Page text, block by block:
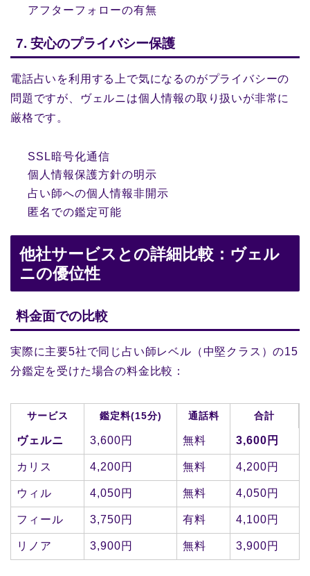
アフターフォローの有無
7. 安心のプライバシー保護
電話占いを利用する上で気になるのがプライバシーの
問題ですが、ヴェルニは個人情報の取り扱いが非常に
厳格です。
SSL暗号化通信
個人情報保護方針の明示
占い師への個人情報非開示
匿名での鑑定可能
他社サービスとの詳細比較：ヴェル
ニの優位性
料金面での比較
実際に主要5社で同じ占い師レベル（中堅クラス）の15
分鑑定を受けた場合の料金比較：
サービス 鑑定料(15分) 通話料 合計
ヴェルニ 3,600円 無料 3,600円
カリス 4,200円 無料 4,200円
ウィル 4,050円 無料 4,050円
フィール 3,750円 有料 4,100円
リノア 3,900円 無料 3,900円